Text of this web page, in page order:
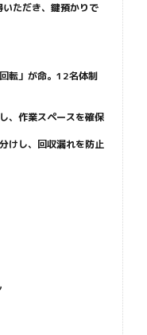
ただき、鍵預かりで
転」が命。12名体制
、作業スペースを確保
けし、回収漏れを防止